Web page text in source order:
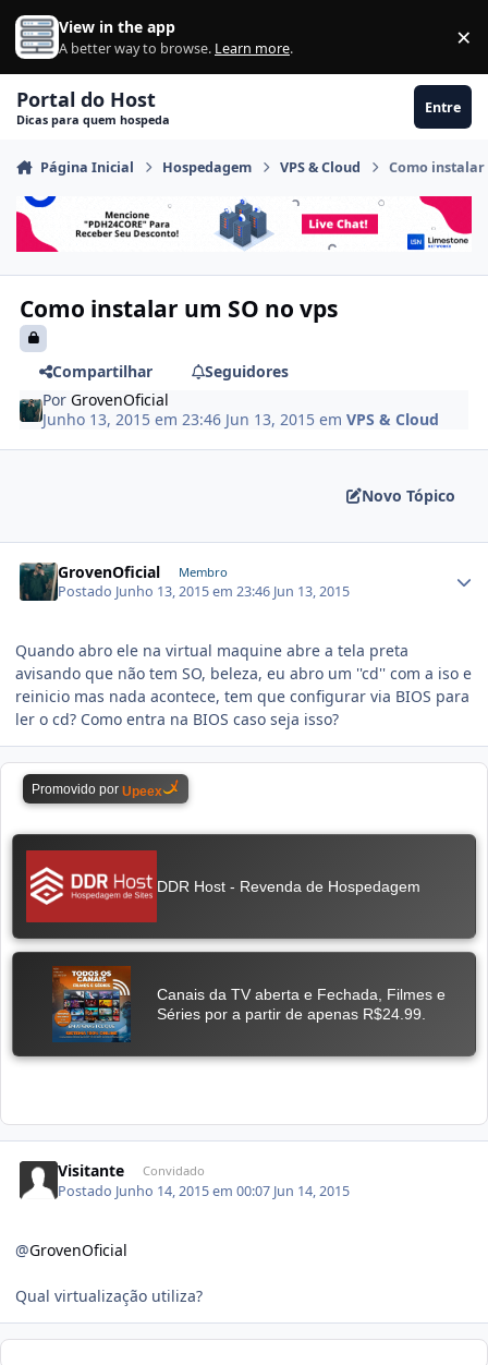
Ir para conteúdo
View in the app
A better way to browse. Learn more. ×
Portal do Host
Dicas para quem hospeda
Entre
Página Inicial Hospedagem VPS & Cloud Como instalar
Como instalar um SO no vps
Compartilhar
Seguidores
PorGrovenOficial
Junho 13, 2015 em 23:46 Jun 13, 2015 emVPS & Cloud
Novo Tópico
GrovenOficial Membro
Postado Junho 13, 2015 em 23:46 Jun 13, 2015
Quando abro ele na virtual maquine abre a tela preta
avisando que não tem SO, beleza, eu abro um ''cd'' com a iso e
reinicio mas nada acontece, tem que configurar via BIOS para
ler o cd? Como entra na BIOS caso seja isso?
Visitante Convidado
Postado Junho 14, 2015 em 00:07 Jun 14, 2015
@GrovenOficial
Qual virtualização utiliza?